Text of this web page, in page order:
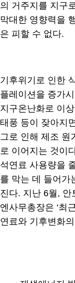
의 거주지를 지구
막대한 영향력을
은 피할 수 없다.
기후위기로 인한
플레이션을 증가
지구온난화로 이
태풍 등이 잦아지
그로 인해 제조 원
로 이어지는 것이
석연료 사용량을
를 막는 데 들어가
진다. 지난 6월, 안
엔사무총장은 ‘최
연료와 기후변화